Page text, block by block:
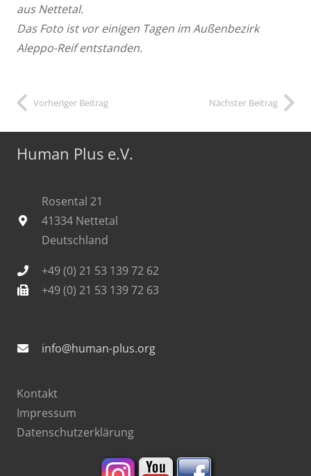
aus Nettetal.
Das Foto ist vor einigen Tagen im Außenbezirk
Aleppo-Reif entstanden.
Vorheriger Beitrag Nächster Beitrag
Human Plus e.V.
Rosental 21
41334 Nettetal
Deutschland
+49 (0) 21 53 139 72 62
+49 (0) 21 53 139 72 63
info@human-plus.org
Kontakt
Impressum
Datenschutzerklärung